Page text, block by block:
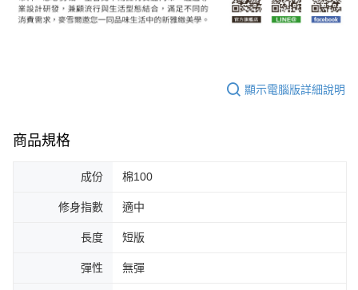
顯示電腦版詳細說明
商品規格
成份 棉100
修身指數 適中
長度 短版
彈性 無彈